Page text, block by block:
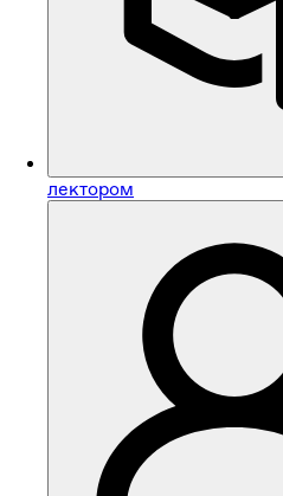
лектором